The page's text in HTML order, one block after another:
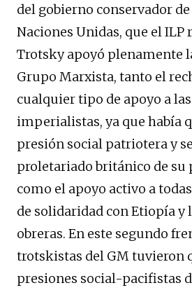
del gobierno conservador
Naciones Unidas, que el ILP
Trotsky apoyó plenamente
Grupo Marxista, tanto el
cualquier tipo de apoyo a
imperialistas, ya que había
presión social patriotera y
proletariado británico de su
como el apoyo activo a
de solidaridad con Etiopía y
obreras. En este segundo
trotskistas del GM tuvieron
presiones social-pacifistas